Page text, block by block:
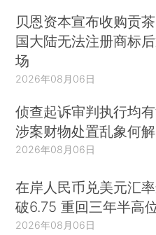
谈起新中产偏爱的家
前浪，前浪死在沙滩上。
父辈们最爱的传统红
爱的欧洲宫廷奢华风，自
而曾几何时年轻人钟
新中产需要的，是
一系列全新风格的家居
贝恩资本宣布收购贡
国大陆无法注册商标
场
2026年08月06日
侦查起诉审判执行均
涉案财物处置乱象何解
2026年08月06日
在岸人民币兑美元汇
破6.75 重回三年半高
2026年08月06日